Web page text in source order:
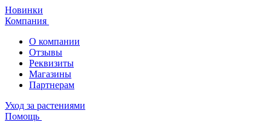
Новинки
Компания
О компании
Отзывы
Реквизиты
Магазины
Партнерам
Уход за растениями
Помощь